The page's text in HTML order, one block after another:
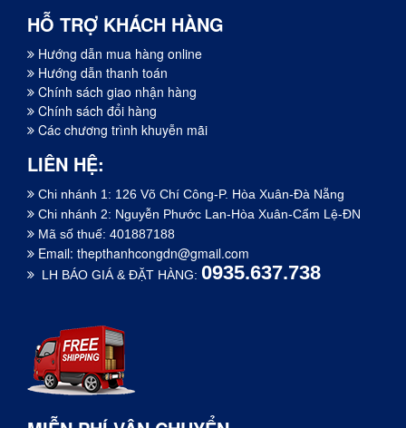
HỖ TRỢ KHÁCH HÀNG
Hướng dẫn mua hàng online
Hướng dẫn thanh toán
Chính sách giao nhận hàng
Chính sách đổi hàng
Các chương trình khuyễn mãi
LIÊN HỆ:
Chi nhánh 1: 126 Võ Chí Công-P. Hòa Xuân-Đà Nẵng
Chi nhánh 2: Nguyễn Phước Lan-Hòa Xuân-Cẩm Lệ-ĐN
Mã số thuế: 401887188
Email: thepthanhcongdn@gmail.com
LH BÁO GIÁ & ĐẶT HÀNG: 0935.637.738